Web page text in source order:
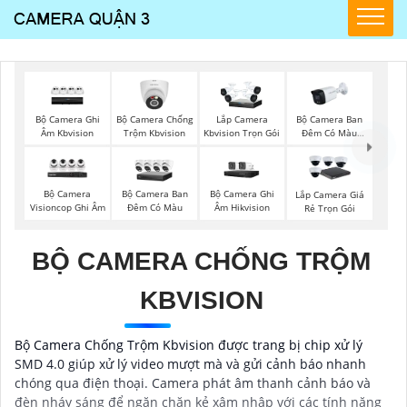
Bộ Camera Ghi
Âm Kbvision
Bộ Camera Chống
Trộm Kbvision
Lắp Camera
Kbvision Trọn Gói
Bộ Camera Ban
Đêm Có Màu
Bộ Camera
Visioncop Ghi Âm
Bộ Camera Ban
Đêm Có Màu
Bộ Camera Ghi
Âm Hikvision
Lắp Camera Giá
Rẻ Trọn Gói
BỘ CAMERA CHỐNG TRỘM
KBVISION
Bộ Camera Chống Trộm Kbvision được trang bị chip xử lý
SMD 4.0 giúp xử lý video mượt mà và gửi cảnh báo nhanh
chóng qua điện thoại. Camera phát âm thanh cảnh báo và
đèn nháy sáng để ngăn chặn kẻ xâm nhập với các tính năng